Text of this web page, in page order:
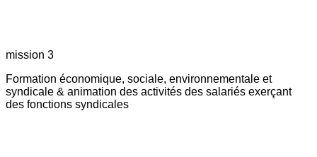
mission 3
Formation économique, sociale, environnementale et
syndicale & animation des activités des salariés exerçant
des fonctions syndicales